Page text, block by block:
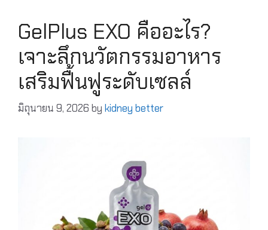
GelPlus EXO คืออะไร?
เจาะลึกนวัตกรรมอาหาร
เสริมฟื้นฟูระดับเซลล์
มิถุนายน 9, 2026 by kidney better